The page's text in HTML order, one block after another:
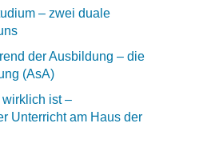
– zwei duale
der Ausbildung – die
(AsA)
wirklich ist –
Unterricht am Haus der